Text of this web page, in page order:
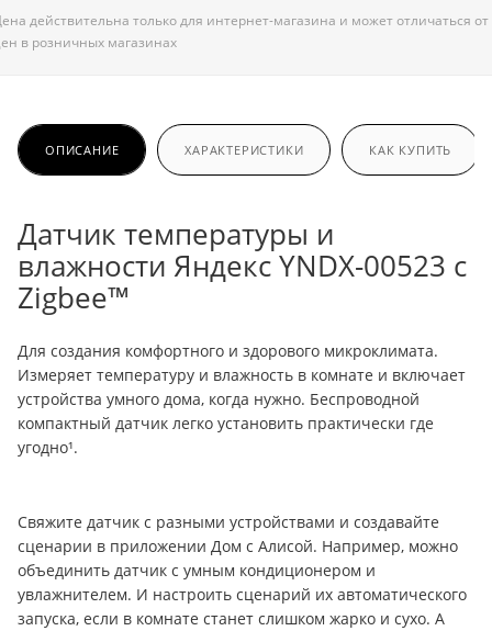
действительна только для интернет-магазина и может отличаться от
в розничных магазинах
ОПИСАНИЕ ХАРАКТЕРИСТИКИ КАК КУПИТЬ
Датчик температуры и
влажности Яндекс YNDX-00523 с
Zigbee™
Для создания комфортного и здорового микроклимата.
Измеряет температуру и влажность в комнате и включает
устройства умного дома, когда нужно. Беспроводной
компактный датчик легко установить практически где
угодно¹.
Свяжите датчик с разными устройствами и создавайте
сценарии в приложении Дом с Алисой. Например, можно
объединить датчик с умным кондиционером и
увлажнителем. И настроить сценарий их автоматического
запуска, если в комнате станет слишком жарко и сухо. А